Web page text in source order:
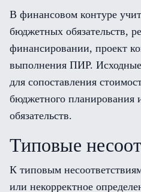
В финансовом контуре
бюджетных обязательств,
финансировании, проект
выполнения ПИР.
для сопоставления
бюджетного планирования
обязательств.
Типовые
К типовым
или некорректное